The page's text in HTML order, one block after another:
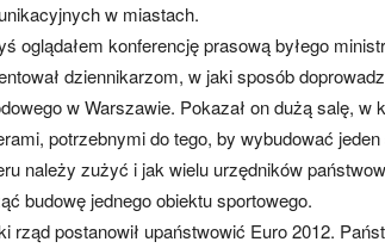
w miastach.
oglądałem konferencję prasową byłego
dziennikarzom, w jaki sposób
w Warszawie. Pokazał on dużą salę, w
potrzebnymi do tego, by wybudować
należy zużyć i jak wielu urzędników
budowę jednego obiektu sportowego.
rząd postanowił upaństwowić Euro 2012.